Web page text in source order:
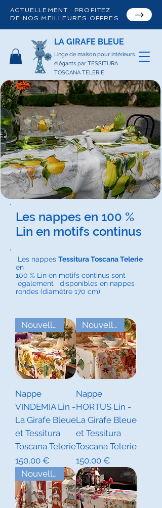
ACTUELLEMENT : PROFITEZ
DE NOS MEILLEURES OFFRES
LA GIRAFE BLEUE
Linge de maison pour intérieurs
élégants par TESSITURA
TOSCANA TELERIE
Les nappes en 100 %
Lin en motifs continus
Les nappes Tessitura Toscana Telerie
en
100 % Lin en motifs continus sont
également disponibles en nappes
rondes (diamètre 170 cm).
Nouvelles Collections Automne
Nappe
VINDEMIA Lin -
La Girafe Bleue
et Tessitura
Toscana Telerie
Prix
150,00 €
Nouvelles Collections Automne
Nappe
HORTUS Lin -
La Girafe Bleue
et Tessitura
Toscana Telerie
Prix
150,00 €
Nouvelles Collections Hiver